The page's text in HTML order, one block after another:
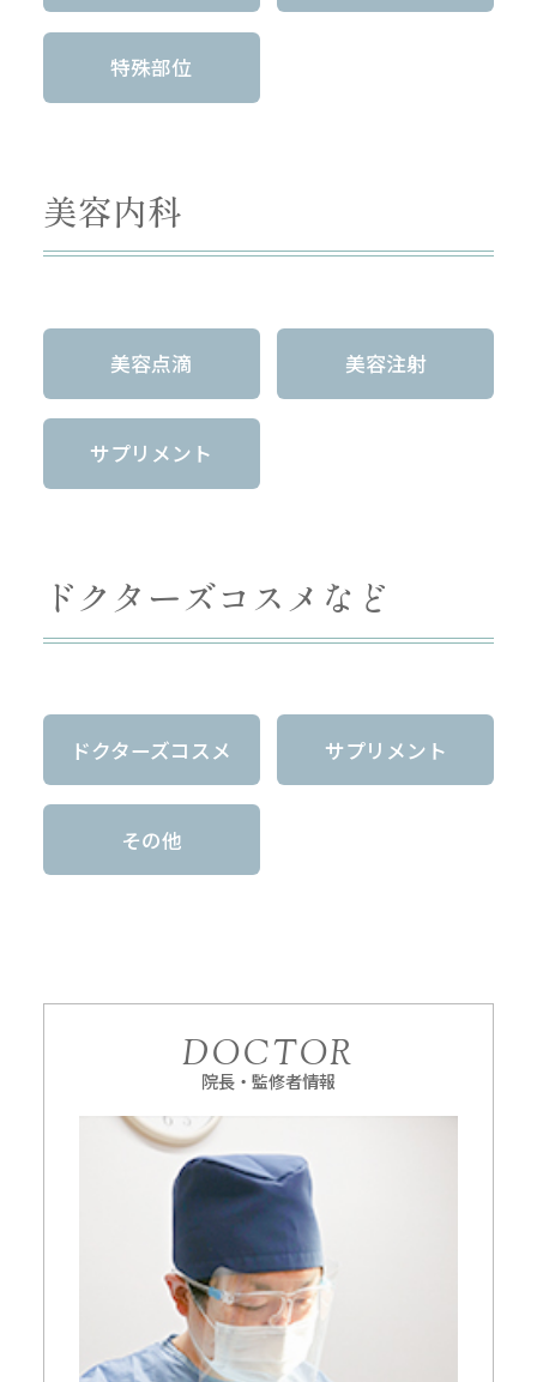
特殊部位
美容内科
美容点滴 美容注射
サプリメント
ドクターズコスメなど
ドクターズコスメ サプリメント
その他
DOCTOR
院長・監修者情報